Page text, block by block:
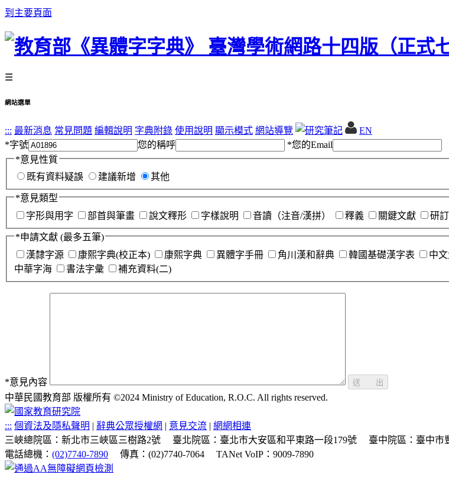
到主要頁面
☰
網站選單
::: 最新消息 常見問題 編輯說明 字典附錄 使用說明 顯示模式 網站導覽
EN
*字號 您的稱呼 *您的Email
*意見性質
既有資料疑誤
建議新增 其他
*意見類型
字形與用字
部首與筆畫 說文釋形 字樣說明 音讀（注音/漢拼） 釋義 關鍵文獻 研
*申請文獻 (最多五筆)
漢隸字源
康熙字典(校正本) 康熙字典 異體字手冊 角川漢和辭典 韓國基礎漢字表 中
中華字海
書法字彙 補充資料(二)
*意見內容 送 出
中華民國教育部 版權所有 ©2024 Ministry of Education, R.O.C. All rights reserved.
::: 個資法及隱私聲明 | 辭典公眾授權網 | 意見交流 | 網網相連
三峽總院區：新北市三峽區三樹路2號
臺北院區：臺北市大安區和平東路一段179號
臺中院區：臺中市
電話總機： (02)7740-7890 傳真：(02)7740-7064 TANet VoIP：9009-7890